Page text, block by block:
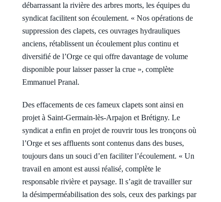
débarrassant la rivière des arbres morts, les équipes du
syndicat facilitent son écoulement. « Nos opérations de
suppression des clapets, ces ouvrages hydrauliques
anciens, rétablissent un écoulement plus continu et
diversifié de l’Orge ce qui offre davantage de volume
disponible pour laisser passer la crue », complète
Emmanuel Pranal.
Des effacements de ces fameux clapets sont ainsi en
projet à Saint-Germain-lès-Arpajon et Brétigny. Le
syndicat a enfin en projet de rouvrir tous les tronçons où
l’Orge et ses affluents sont contenus dans des buses,
toujours dans un souci d’en faciliter l’écoulement. « Un
travail en amont est aussi réalisé, complète le
responsable rivière et paysage. Il s’agit de travailler sur
la désimperméabilisation des sols, ceux des parkings par